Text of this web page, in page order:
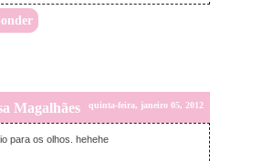
Magalhães quinta-feira, janeiro 05, 2012
para os olhos. hehehe